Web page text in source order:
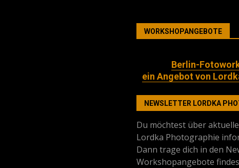
WORKSHOPANGEBOTE
Berlin-
ein Angebot von
NEWSLETTER LORDKA
Du möchtest über
Lordka Photographie
Dann trage dich in den
Workshopangebote